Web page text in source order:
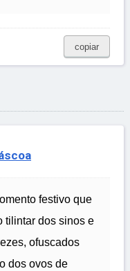
copiar
festivo que
tilintar dos sinos e
ofuscados
dos ovos de